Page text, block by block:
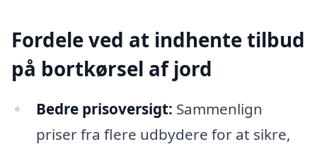
Fordele ved at indhente tilbud
på bortkørsel af jord
Bedre prisoversigt: Sammenlign
priser fra flere udbydere for at sikre,